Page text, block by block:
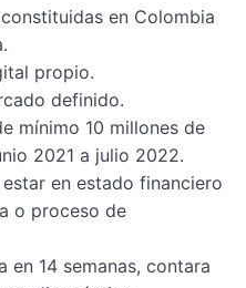
en Colombia
propio.
definido.
mínimo 10 millones de
2021 a julio 2022.
en estado financiero
o proceso de
en 14 semanas, contara